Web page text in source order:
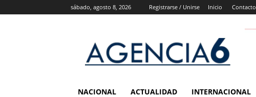
sábado, agosto 8, 2026 Registrarse / Unirse Inicio Contacto
6
Noticias
NACIONAL ACTUALIDAD INTERNACIONAL